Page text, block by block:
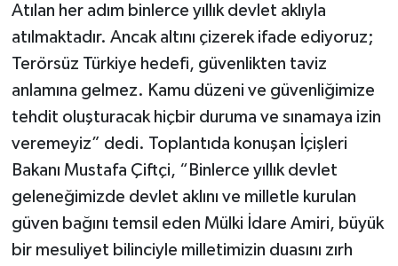
Atılan her adım binlerce yıllık devlet aklıyla
atılmaktadır. Ancak altını çizerek ifade ediyoruz;
Terörsüz Türkiye hedefi, güvenlikten taviz
anlamına gelmez. Kamu düzeni ve güvenliğimize
tehdit oluşturacak hiçbir duruma ve sınamaya izin
veremeyiz” dedi. Toplantıda konuşan İçişleri
Bakanı Mustafa Çiftçi, “Binlerce yıllık devlet
geleneğimizde devlet aklını ve milletle kurulan
güven bağını temsil eden Mülki İdare Amiri, büyük
bir mesuliyet bilinciyle milletimizin duasını zırh